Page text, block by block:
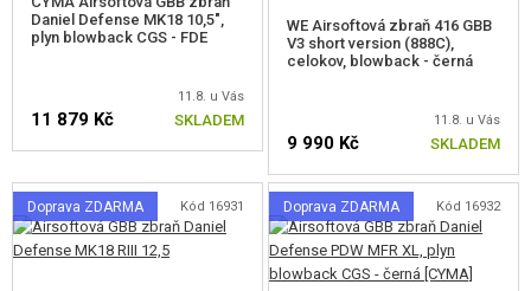
TERČE, STŘELNICE
OUTDOOR A BUSHCRAFT
JÍDLO
STAVEBNICE, MODELY
REKLAMNÍ PŘEDMĚTY
Daniel Defense MK18 10,5",
plyn blowback CGS - FDE
11.8. u Vás
11 879 Kč SKLADEM
WE Airsoftová zbraň 416 GBB
V3 short version (888C),
celokov, blowback - černá
11.8. u Vás
9 990 Kč SKLADEM
Doprava ZDARMA Kód 16931 Doprava ZDARMA Kód 16932